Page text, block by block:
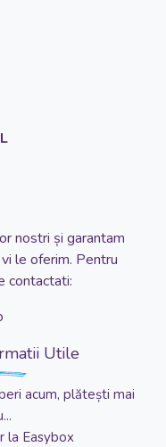
nostri și garantam
le oferim. Pentru
contactati:
Utile
acum, plătești mai
la Easybox